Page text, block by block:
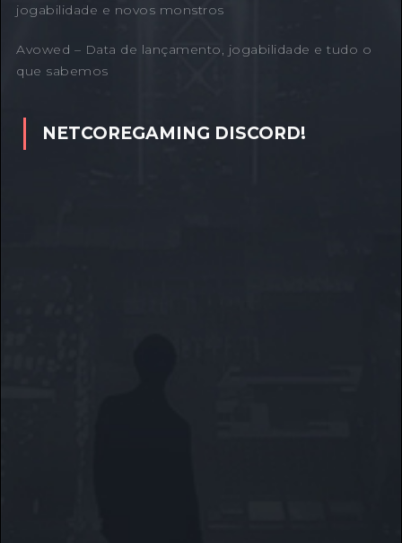
jogabilidade e novos monstros
Avowed – Data de lançamento, jogabilidade e tudo o
que sabemos
NETCOREGAMING DISCORD!